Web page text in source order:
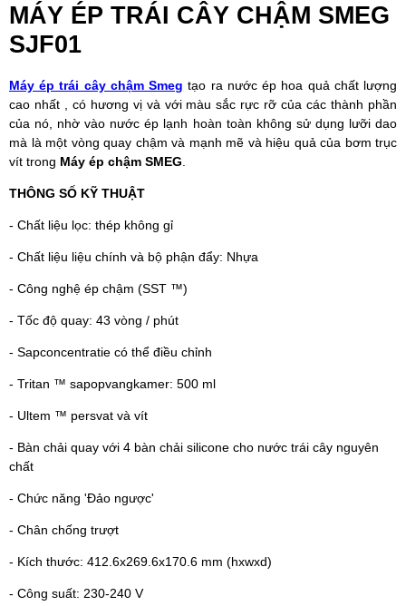
MÁY ÉP TRÁI CÂY CHẬM SMEG
SJF01
Máy ép trái cây chậm Smeg tạo ra nước ép hoa quả chất lượng
cao nhất , có hương vị và với màu sắc rực rỡ của các thành phần
của nó, nhờ vào nước ép lạnh hoàn toàn không sử dụng lưỡi dao
mà là một vòng quay chậm và mạnh mẽ và hiệu quả của bơm trục
vít trong Máy ép chậm SMEG
THÔNG SỐ KỸ THUẬT
- Chất liệu lọc: thép không gỉ
- Chất liệu liệu chính và bộ phận đẩy: Nhựa
- Công nghệ ép chậm (SST ™)
- Tốc độ quay: 43 vòng / phút
- Sapconcentratie có thể điều chỉnh
- Tritan ™ sapopvangkamer: 500 ml
- Ultem ™ persvat và vít
- Bàn chải quay với 4 bàn chải silicone cho nước trái cây nguyên
chất
- Chức năng 'Đảo ngược'
- Chân chống trượt
- Kích thước: 412.6x269.6x170.6 mm (hxwxd)
- Công suất: 230-240 V